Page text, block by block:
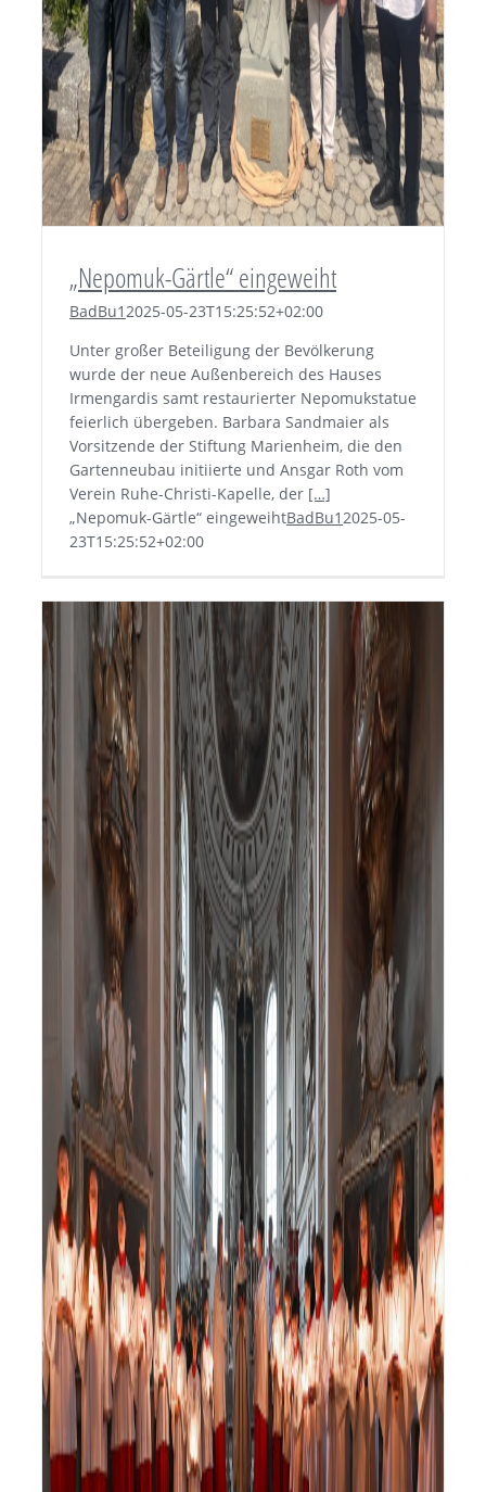
„Nepomuk-Gärtle“ eingeweiht
BadBu12025-05-23T15:25:52+02:00
Unter großer Beteiligung der Bevölkerung
wurde der neue Außenbereich des Hauses
Irmengardis samt restaurierter Nepomukstatue
feierlich übergeben. Barbara Sandmaier als
Vorsitzende der Stiftung Marienheim, die den
Gartenneubau initiierte und Ansgar Roth vom
Verein Ruhe-Christi-Kapelle, der […]
„Nepomuk-Gärtle“ eingeweihtBadBu12025-05-
23T15:25:52+02:00